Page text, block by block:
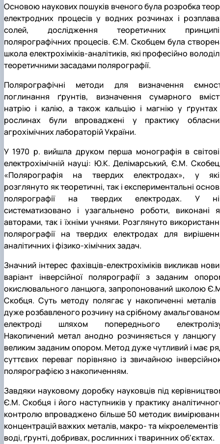
Основою наукових пошуків вченого була розробка
електродних процесів у водних розчинах і
солей, дослідження теоретичних
полярографічних процесів. Є.М. Скобцем була
школа електрохіміків-аналітиків, які професійно
теоретичними засадами полярографії.
Полярографічні методи для визначення
поглинання ґрунтів, визначення сумарного
натрію і калію, а також кальцію і магнію у ґрунтах
рослинах були впроваджені у практику
агрохімічних лабораторій України.
У 1970 р. вийшла друком перша монографія в
електрохімічній науці: Ю.К. Делімарський, Є.М.
«Полярографія на твердих електродах», у
розглянуто як теоретичні, так і експериментальні
полярографії на твердих електродах. У
систематизовано і узагальнено роботи, виконані
авторами, так і їхніми учнями. Розглянуто
полярографії на твердих електродах для
аналітичних і фізико-хімічних задач.
Значний інтерес фахівців-електрохіміків викликав
варіант інверсійної полярографії з заданим
окислювального ланцюга, запропонований школою
Скобця. Суть методу полягає у накопиченні металів
дуже розбавленого розчину на срібному
електроді шляхом попереднього
Накопичений метал анодно розчиняється у ланцюгу
великим заданим опором. Метод дуже чутливий і має
суттєвих переваг порівняно із звичайною
полярографією з накопиченням.
Завдяки науковому доробку науковців під
Є.М. Скобця і його наступників у практику
контролю впроваджено більше 50 методик
концентрацій важких металів, макро- та мікроелементів
воді, ґрунті, добривах, рослинних і тваринних об'єктах.